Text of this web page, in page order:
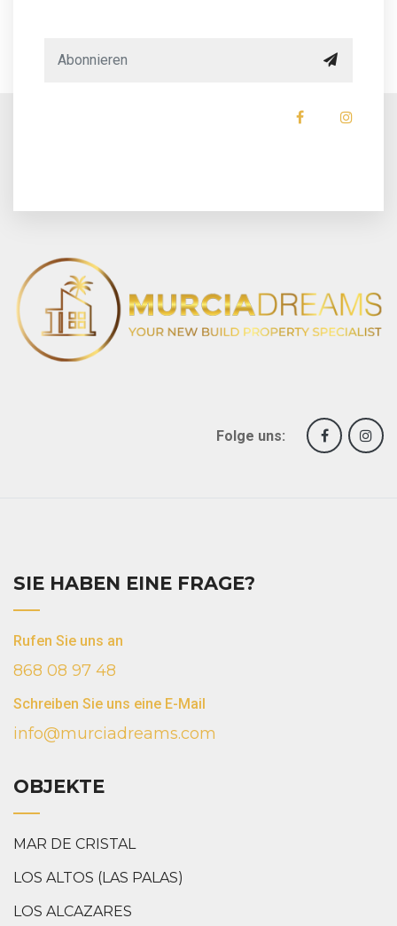
Folge uns:
SIE HABEN EINE FRAGE?
Rufen Sie uns an
868 08 97 48
Schreiben Sie uns eine E-Mail
info@murciadreams.com
OBJEKTE
MAR DE CRISTAL
LOS ALTOS (LAS PALAS)
LOS ALCAZARES